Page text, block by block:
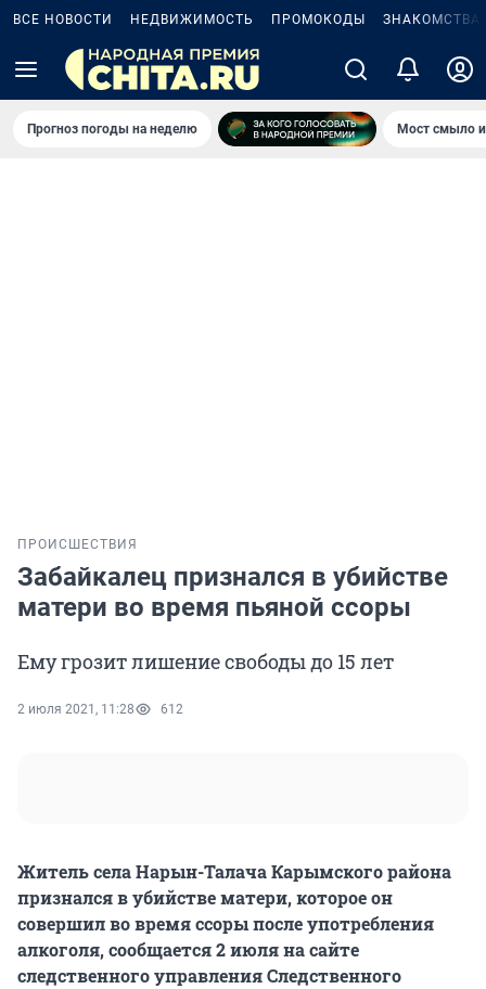
ВСЕ НОВОСТИ НЕДВИЖИМОСТЬ ПРОМОКОДЫ ЗНАКОМСТВА
Прогноз погоды на неделю Мост смыло
ПРОИСШЕСТВИЯ
Забайкалец признался в убийстве
матери во время пьяной ссоры
Ему грозит лишение свободы до 15 лет
2 июля 2021, 11:28 612
Житель села Нарын-Талача Карымского района
признался в убийстве матери, которое он
совершил во время ссоры после употребления
алкоголя, сообщается 2 июля на сайте
следственного управления Следственного